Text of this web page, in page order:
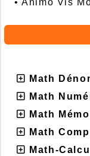
•Animo Vis
Math
Math
Math
Math
Math-Calcul